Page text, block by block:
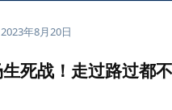
2023年8月20日
死战！走过路过都